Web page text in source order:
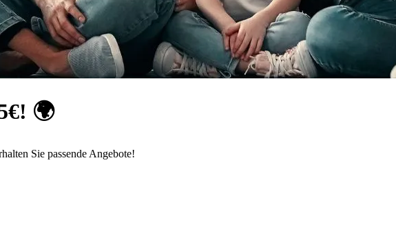
🌍
Sie passende Angebote!